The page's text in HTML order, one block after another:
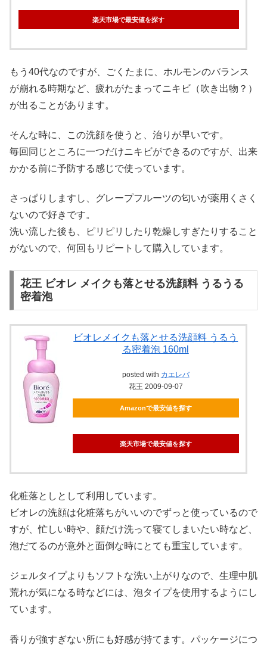
楽天市場で最安値を探す
もう40代なのですが、ごくたまに、ホルモンのバランス
が崩れる時期など、疲れがたまってニキビ（吹き出物？）
が出ることがあります。
そんな時に、この洗顔を使うと、治りが早いです。
毎回同じところに一つだけニキビができるのですが、出来
かかる前に予防する感じで使っています。
さっぱりしますし、グレープフルーツの匂いが薬用くさく
ないので好きです。
洗い流した後も、ピリピリしたり乾燥しすぎたりすること
がないので、何回もリピートして購入しています。
花王 ビオレ メイクも落とせる洗顔料 うるうる
密着泡
ビオレメイクも落とせる洗顔料 うるう
る密着泡 160ml
posted with カエレバ
花王 2009-09-07
Amazonで最安値を探す
楽天市場で最安値を探す
化粧落としとして利用しています。
ビオレの洗顔は化粧落ちがいいのでずっと使っているので
すが、忙しい時や、顔だけ洗って寝てしまいたい時など、
泡だてるのが意外と面倒な時にとても重宝しています。
ジェルタイプよりもソフトな洗い上がりなので、生理中肌
荒れが気になる時などには、泡タイプを使用するようにし
ています。
香りが強すぎない所にも好感が持てます。パッケージにつ